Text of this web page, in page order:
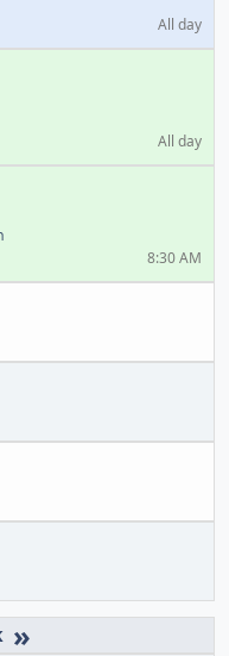
All day
All day
8:30 AM
»